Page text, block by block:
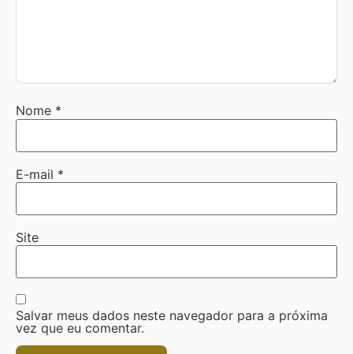
Nome *
E-mail *
Site
Salvar meus dados neste navegador para a próxima
vez que eu comentar.